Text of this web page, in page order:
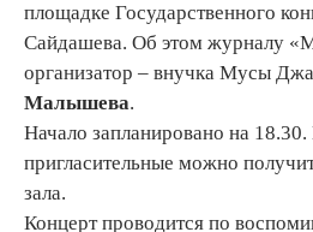
площадке Государственного
Сайдашева. Об этом журналу
организатор – внучка Мусы
Малышева.
Начало запланировано на
пригласительные можно
зала.
Концерт проводится по